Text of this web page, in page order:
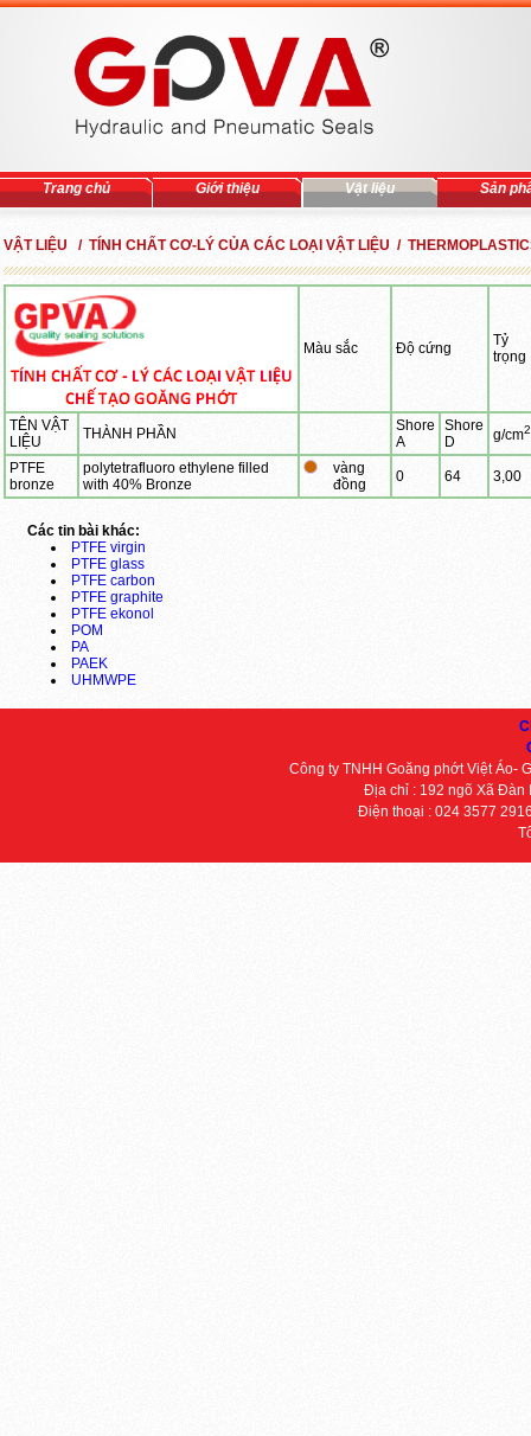
Trang chủ Giới thiệu Vật liệu Sản
VẬT LIỆU / TÍNH CHẤT CƠ-LÝ CỦA CÁC LOẠI VẬT LIỆU /
Màu sắc Độ cứng
Tỷ
trọng
TÊN VẬT
LIỆU
THÀNH PHẦN
Shore
A
Shore
D
g/cm2
PTFE
bronze
polytetrafluoro ethylene filled
with 40% Bronze
vàng
đồng
0 64 3,00
Các tin bài khác:
PTFE virgin
PTFE glass
PTFE carbon
PTFE graphite
PTFE ekonol
POM
PA
PAEK
UHMWPE
Công ty TNHH Goăng phớt Việt Áo-
Địa chỉ : 192 ngõ Xã Đàn
Điện thoại : 024 3577